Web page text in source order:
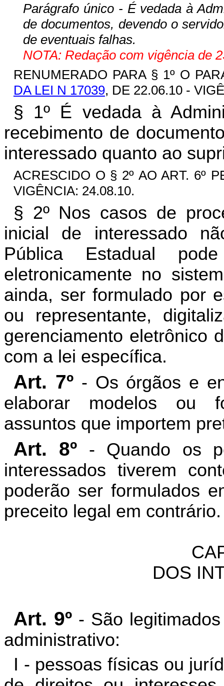
Parágrafo único - É vedada à
de documentos, devendo o
de eventuais falhas.
NOTA: Redação com vigência de
RENUMERADO PARA § 1º O
DA LEI N 17039, DE 22.06.10 -
§ 1º É vedada à
recebimento de
interessado quanto ao
ACRESCIDO O § 2º AO ART. 6º
VIGÊNCIA: 24.08.10.
§ 2º Nos casos de
inicial de interessado
Pública Estadual
eletronicamente no
ainda, ser formulado por
ou representante,
gerenciamento eletrônico
com a lei específica.
Art. 7º- Os órgãos e
elaborar modelos ou
assuntos que importem
Art. 8º - Quando os
interessados tiverem
poderão ser formulados
preceito legal em contrário.
DOS
Art. 9º - São
administrativo:
I - pessoas físicas ou